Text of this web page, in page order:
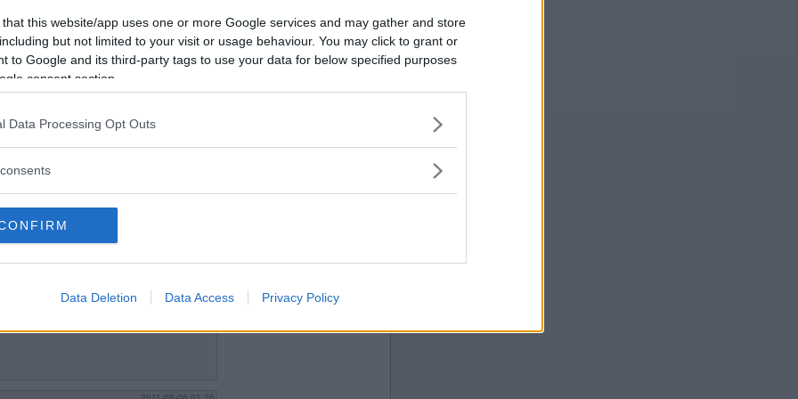
that this website/app uses one or more Google services and may gather and store
but not limited to your visit or usage behaviour. You may click to grant or
to Google and its third-party tags to use your data for below specified purposes
consent section.
Data Processing Opt Outs
Data Deletion Data Access Privacy Policy
2011-08-05 21:36
2011-08-05 22:39
musikvideon :)
Vill du bli
medlem?